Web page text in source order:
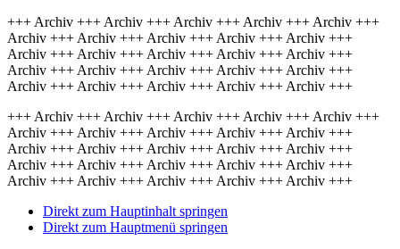
+++ Archiv +++ Archiv +++ Archiv +++ Archiv +++ Archiv +++
Archiv +++ Archiv +++ Archiv +++ Archiv +++ Archiv +++
Archiv +++ Archiv +++ Archiv +++ Archiv +++ Archiv +++
Archiv +++ Archiv +++ Archiv +++ Archiv +++ Archiv +++
Archiv +++ Archiv +++ Archiv +++ Archiv +++ Archiv +++
+++ Archiv +++ Archiv +++ Archiv +++ Archiv +++ Archiv +++
Archiv +++ Archiv +++ Archiv +++ Archiv +++ Archiv +++
Archiv +++ Archiv +++ Archiv +++ Archiv +++ Archiv +++
Archiv +++ Archiv +++ Archiv +++ Archiv +++ Archiv +++
Archiv +++ Archiv +++ Archiv +++ Archiv +++ Archiv +++
Direkt zum Hauptinhalt springen
Direkt zum Hauptmenü springen